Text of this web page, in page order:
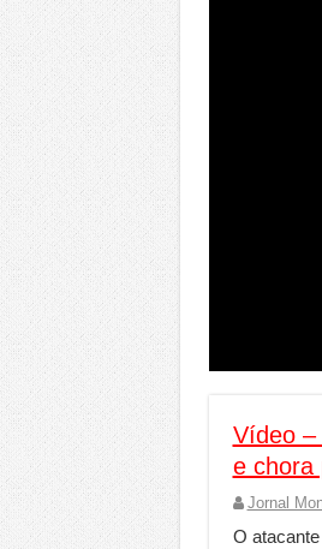
Vídeo –
e chora
Jornal
O